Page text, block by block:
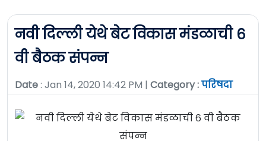
नवी दिल्ली येथे बेट विकास मंडळाची ६
वी बैठक संपन्न
Date: Jan 14, 2020 14:42 PM | Category :परिषदा